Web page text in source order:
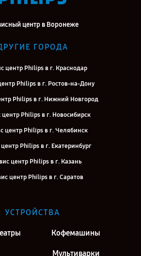
центр в Воронеже
ГОРОДА
центр Philips в г. Краснодар
Philips в г. Ростов-на-Дону
Philips в г. Нижний Новгород
центр Philips в г. Новосибирск
центр Philips в г. Челябинск
Philips в г. Екатеринбург
центр Philips в г. Казань
центр Philips в г. Саратов
центр Philips в г. Москва
УСТРОЙСТВА
Кофемашины
Мультиварки